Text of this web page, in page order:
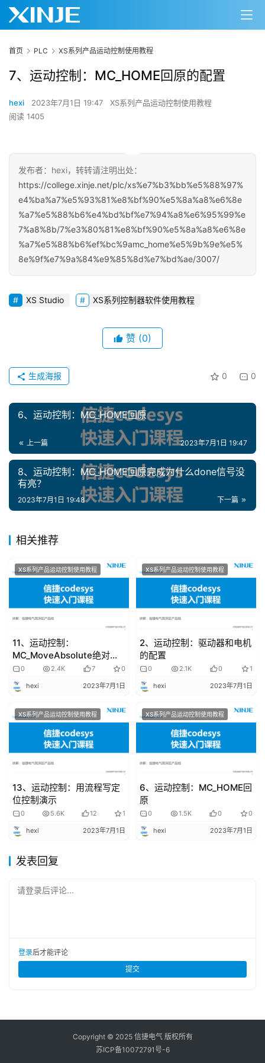
页
络
课
堂
专
答
见
问
登录
首页 PLC XS系列产品运动控制使用教程
7、运动控制：MC_HOME回原的配置
hexi 2023年7月1日 19:47
XS系列产品运动控制使用教程
阅读 1405
发布者：hexi，转转请注明出处：
https://college.xinje.net/plc/xs%e7%b3%bb%e5%88%97%
e4%ba%a7%e5%93%81%e8%bf%90%e5%8a%a8%e6%8e
%a7%e5%88%b6%e4%bd%bf%e7%94%a8%e6%95%99%e
7%a8%8b/7%e3%80%81%e8%bf%90%e5%8a%a8%e6%8e
%a7%e5%88%b6%ef%bc%9amc_home%e5%9b%9e%e5%
8e%9f%e7%9a%84%e9%85%8d%e7%bd%ae/3007/
XS Studio XS系列控制器软件使用教程
赞 (0)
0 0
生成海报
6、运动控制：MC_HOME回原
上一篇 2023年7月1日 19:47
8、运动控制：MC_HOME回原完成为什么done信号没
有亮？
下一篇
2023年7月1日 19:48
相关推荐
XS系列产品运动控制使用教程
11、运动控制：
MC_MoveAbsolute绝对定
位0 2.4K 7 0
hexi 2023年7月1日
XS系列产品运动控制使用教程
2、运动控制：驱动器和电机
的配置
0 2.1K 0 1
hexi 2023年7月1日
XS系列产品运动控制使用教程
13、运动控制：用流程写定
位控制演示
0 5.6K 12 1
hexi 2023年7月1日
XS系列产品运动控制使用教程
6、运动控制：MC_HOME回
原
0 1.5K 0 0
hexi 2023年7月1日
发表回复
请登录后评论...
登录后才能评论
提交
Copyright © 2025 信捷电气 版权所有
苏ICP备10072791号-6